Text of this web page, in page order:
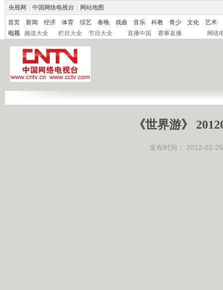
央视网 中国网络电视台 网站地图
首页 新闻 经济 体育 综艺 春晚 戏曲 音乐 科教 青少 文化
艺术
电视
频道大全 栏目大全 节目大全 直播中国 赛事直播 网络
《世界游》
发布时间： 2012-02-